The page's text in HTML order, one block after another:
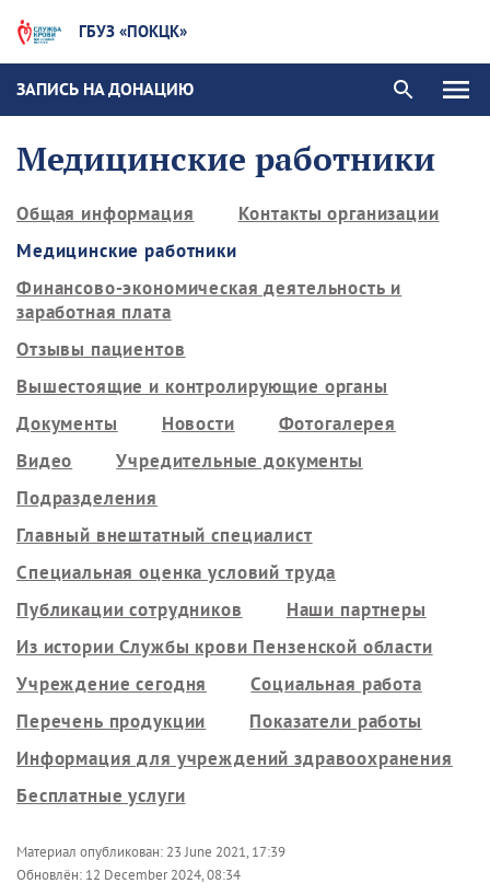
ГБУЗ «ПОКЦК»
ЗАПИСЬ НА ДОНАЦИЮ
Медицинские работники
Общая информация
Контакты организации
Медицинские работники
Финансово-экономическая деятельность и
заработная плата
Отзывы пациентов
Вышестоящие и контролирующие органы
Документы
Новости
Фотогалерея
Видео
Учредительные документы
Подразделения
Главный внештатный специалист
Специальная оценка условий труда
Публикации сотрудников
Наши партнеры
Из истории Службы крови Пензенской области
Учреждение сегодня
Социальная работа
Перечень продукции
Показатели работы
Информация для учреждений здравоохранения
Бесплатные услуги
Материал опубликован: 23 June 2021, 17:39
Обновлён: 12 December 2024, 08:34